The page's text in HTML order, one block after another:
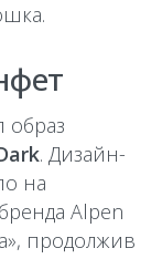
образ
. Дизайн-
на
Alpen
продолжив